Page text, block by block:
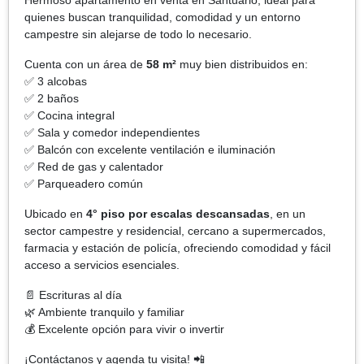
quienes buscan tranquilidad, comodidad y un entorno
campestre sin alejarse de todo lo necesario.
Cuenta con un área de 58 m² muy bien distribuidos en:
✅ 3 alcobas
✅ 2 baños
✅ Cocina integral
✅ Sala y comedor independientes
✅ Balcón con excelente ventilación e iluminación
✅ Red de gas y calentador
✅ Parqueadero común
Ubicado en 4° piso por escalas descansadas , en un
sector campestre y residencial, cercano a supermercados,
farmacia y estación de policía, ofreciendo comodidad y fácil
acceso a servicios esenciales.
📄 Escrituras al día
🌿 Ambiente tranquilo y familiar
💰 Excelente opción para vivir o invertir
¡Contáctanos y agenda tu visita! 📲